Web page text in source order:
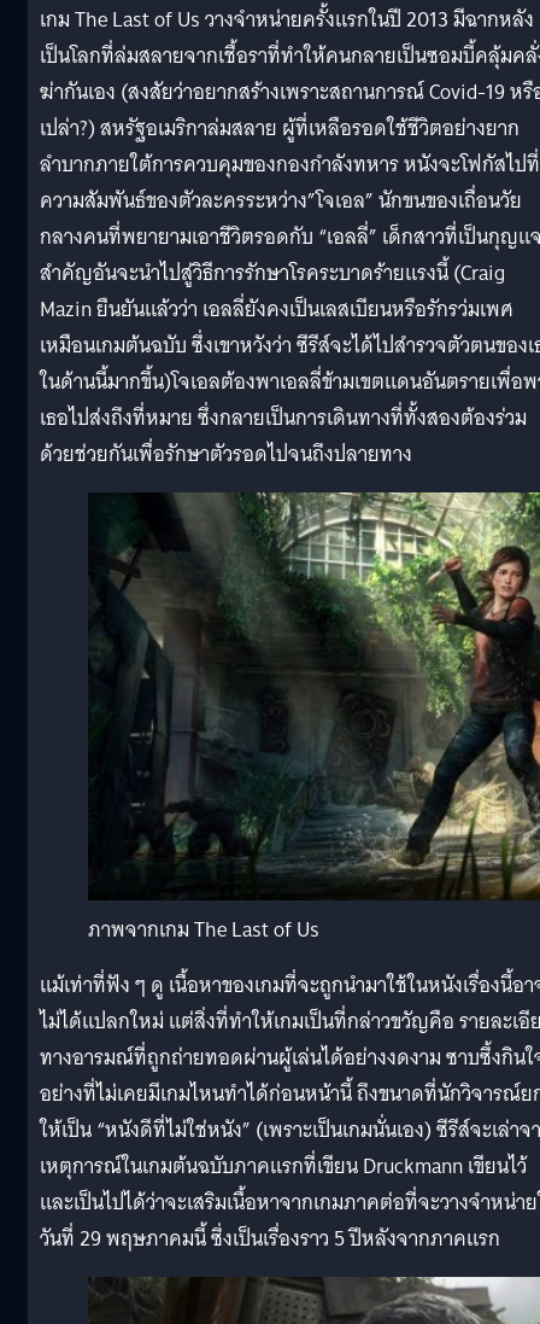
เกมThe Last of Us วางจำหน่ายครั้งแรกในปี 2013 มีฉากหลัง
เป็นโลกที่ล่มสลายจากเชื้อราที่ทำให้คนกลายเป็นซอมบี้คลุ้มค
ฆ่ากันเอง (สงสัยว่าอยากสร้างเพราะสถานการณ์ Covid-19 หรื
เปล่า?) สหรัฐอเมริกาล่มสลาย ผู้ที่เหลือรอดใช้ชีวิตอย่างยาก
ลำบากภายใต้การควบคุมของกองกำลังทหาร หนังจะโฟกัสไปที่
ความสัมพันธ์ของตัวละครระหว่าง”โจเอล” นักขนของเถื่อนวัย
กลางคนที่พยายามเอาชีวิตรอดกับ “เอลลี่” เด็กสาวที่เป็นกุญแ
สำคัญอันจะนำไปสู่วิธีการรักษาโรคระบาดร้ายแรงนี้ (Craig
Mazin ยืนยันแล้วว่า เอลลี่ยังคงเป็นเลสเบียนหรือรักรว่มเพศ
เหมือนเกมต้นฉบับ ซึ่งเขาหวังว่า ซีรีส์จะได้ไปสำรวจตัวตนของ
ในด้านนี้มากขึ้น)โจเอลต้องพาเอลลี่ข้ามเขตแดนอันตรายเพื่อ
เธอไปส่งถึงที่หมาย ซึ่งกลายเป็นการเดินทางที่ทั้งสองต้องร่วม
ด้วยช่วยกันเพื่อรักษาตัวรอดไปจนถึงปลายทาง
ภาพจากเกม The Last of Us
แม้เท่าที่ฟัง ๆ ดู เนื้อหาของเกมที่จะถูกนำมาใช้ในหนังเรื่องนี้อ
ไม่ได้แปลกใหม่ แต่สิ่งที่ทำให้เกมเป็นที่กล่าวขวัญคือ รายละเอี
ทางอารมณ์ที่ถูกถ่ายทอดผ่านผู้เล่นได้อย่างงดงาม ซาบซึ้งกิน
อย่างที่ไม่เคยมีเกมไหนทำได้ก่อนหน้านี้ ถึงขนาดที่นักวิจารณ์ย
ให้เป็น “หนังดีที่ไม่ใช่หนัง” (เพราะเป็นเกมนั่นเอง) ซีรีส์จะเล่าจ
เหตุการณ์ในเกมต้นฉบับภาคแรกที่เขียน Druckmann เขียนไว้
และเป็นไปได้ว่าจะเสริมเนื้อหาจากเกมภาคต่อที่จะวางจำหน่า
วันที่ 29 พฤษภาคมนี้ ซึ่งเป็นเรื่องราว 5 ปีหลังจากภาคแรก